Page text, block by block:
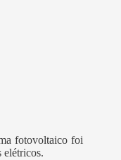
fotovoltaico foi
elétricos.